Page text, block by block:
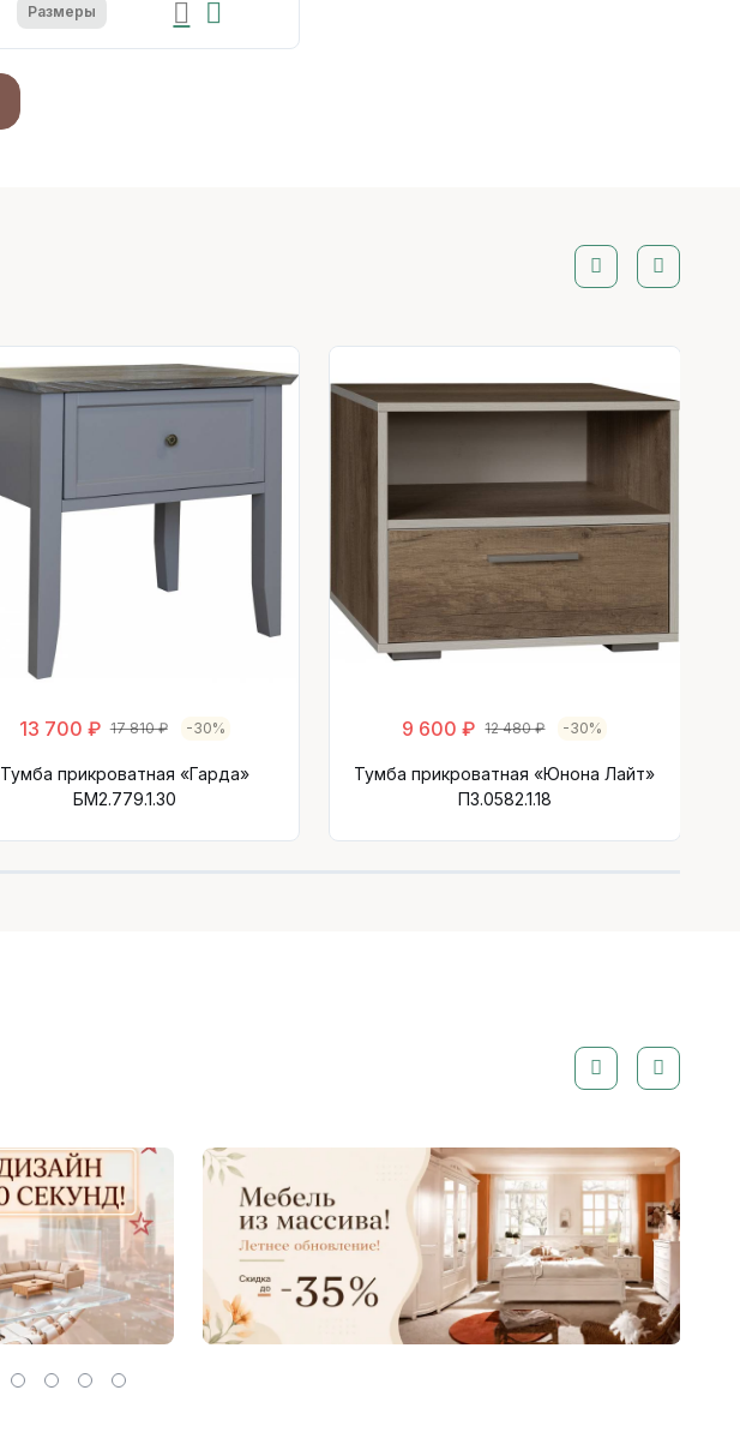
Размеры
13 700 ₽ 17 810 ₽ -30%
Тумба прикроватная «Гарда»
БМ2.779.1.30
9 600 ₽ 12 480 ₽ -30%
Тумба прикроватная «Юнона Лайт»
П3.0582.1.18